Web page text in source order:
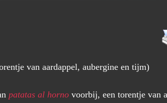
van aardappel, aubergine en tijm)
patatas al horno voorbij, een torentje van